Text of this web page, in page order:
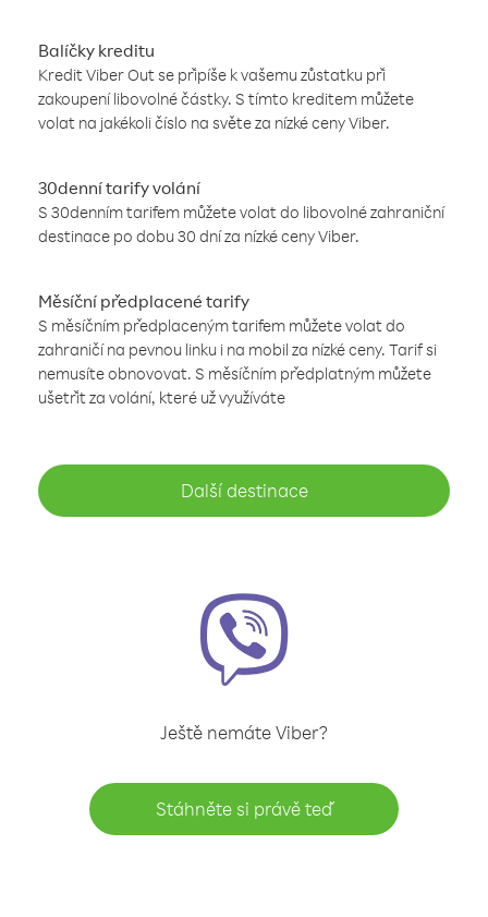
Balíčky kreditu
Kredit Viber Out se připíše k vašemu zůstatku při
zakoupení libovolné částky. S tímto kreditem můžete
volat na jakékoli číslo na světe za nízké ceny Viber.
30denní tarify volání
S 30denním tarifem můžete volat do libovolné zahraniční
destinace po dobu 30 dní za nízké ceny Viber.
Měsíční předplacené tarify
S měsíčním předplaceným tarifem můžete volat do
zahraničí na pevnou linku i na mobil za nízké ceny. Tarif si
nemusíte obnovovat. S měsíčním předplatným můžete
ušetřit za volání, které už využíváte
Další destinace
Ještě nemáte Viber?
Stáhněte si právě teď